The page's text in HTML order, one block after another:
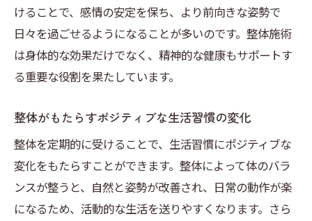
けることで、感情の安定を保ち、より前向きな姿勢で
日々を過ごせるようになることが多いのです。整体施術
は身体的な効果だけでなく、精神的な健康もサポートす
る重要な役割を果たしています。
整体がもたらすポジティブな生活習慣の変化
整体を定期的に受けることで、生活習慣にポジティブな
変化をもたらすことができます。整体によって体のバラ
ンスが整うと、自然と姿勢が改善され、日常の動作が楽
になるため、活動的な生活を送りやすくなります。さら